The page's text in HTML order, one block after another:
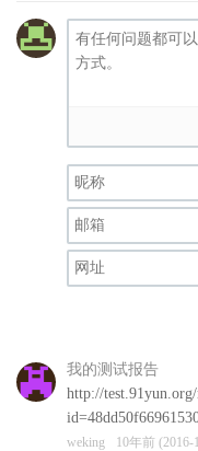
我的测试报告
http://
weking 10年前 (2016-